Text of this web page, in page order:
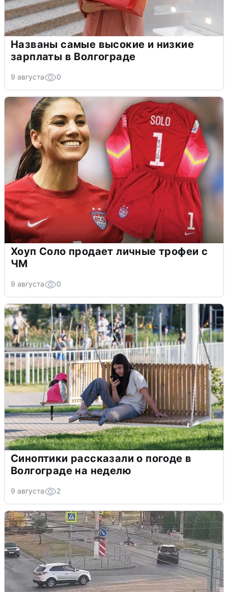
Названы самые высокие и низкие
зарплаты в Волгограде
9 августа 0
Хоуп Соло продает личные трофеи с
ЧМ
9 августа 0
Синоптики рассказали о погоде в
Волгограде на неделю
9 августа 2